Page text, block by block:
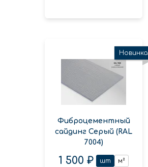
Фиброцементный
сайдинг Серый (RAL
7004)
1 500 ₽ шт м²
Новинка